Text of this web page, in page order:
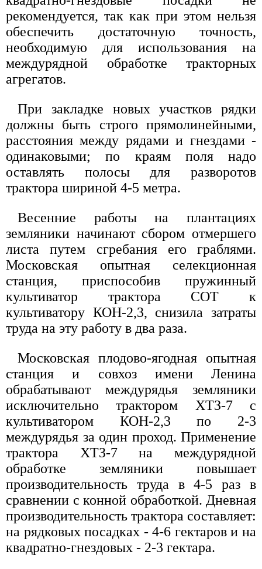
рекомендуется, так как при этом нельзя
обеспечить достаточную точность,
необходимую для использования на
междурядной обработке тракторных
агрегатов.
При закладке новых участков рядки
должны быть строго прямолинейными,
расстояния между рядами и гнездами -
одинаковыми; по краям поля надо
оставлять полосы для разворотов
трактора шириной 4-5 метра.
Весенние работы на плантациях
земляники начинают сбором отмершего
листа путем сгребания его граблями.
Московская опытная селекционная
станция, приспособив пружинный
культиватор трактора СОТ к
культиватору КОН-2,3, снизила затраты
труда на эту работу в два раза.
Московская плодово-ягодная опытная
станция и совхоз имени Ленина
обрабатывают междурядья земляники
исключительно трактором ХТЗ-7 с
культиватором КОН-2,3 по 2-3
междурядья за один проход. Применение
трактора ХТЗ-7 на междурядной
обработке земляники повышает
производительность труда в 4-5 раз в
сравнении с конной обработкой. Дневная
производительность трактора составляет:
на рядковых посадках - 4-6 гектаров и на
квадратно-гнездовых - 2-3 гектара.